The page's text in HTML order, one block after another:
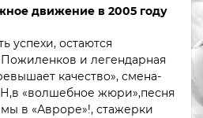
движение в 2005 году
успехи, остаются
и легендарная
качество», смена-
«волшебное жюри»,песня
в «Авроре»!, стажерки